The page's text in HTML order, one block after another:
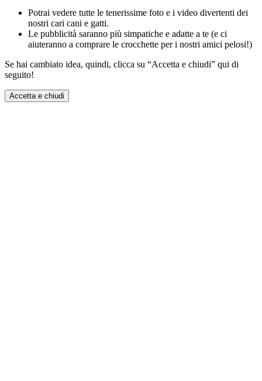
Potrai vedere tutte le tenerissime foto e i video divertenti dei
nostri cari cani e gatti.
Le pubblicità saranno più simpatiche e adatte a te (e ci
aiuteranno a comprare le crocchette per i nostri amici pelosi!)
Se hai cambiato idea, quindi, clicca su “Accetta e chiudi” qui di
seguito!
Accetta e chiudi